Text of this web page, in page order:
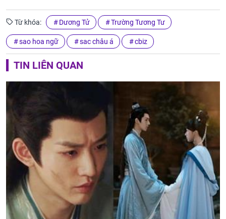
Từ khóa: Dương Tử Trường Tương Tư
sao hoa ngữ sac châu á cbiz
TIN LIÊN QUAN